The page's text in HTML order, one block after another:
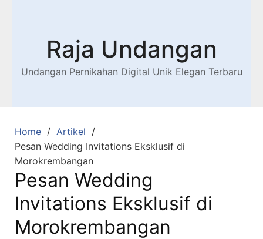
Raja Undangan
Undangan Pernikahan Digital Unik Elegan Terbaru
Home
Artikel
Pesan Wedding Invitations Eksklusif di
Morokrembangan
Pesan Wedding
Invitations Eksklusif di
Morokrembangan